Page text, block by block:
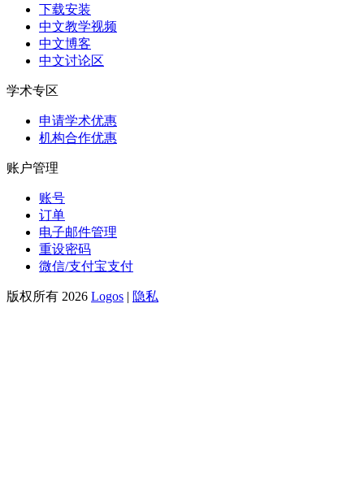
下载安装
中文教学视频
中文博客
中文讨论区
学术专区
申请学术优惠
机构合作优惠
账户管理
账号
订单
电子邮件管理
重设密码
微信/支付宝支付
版权所有 2026 Logos | 隐私